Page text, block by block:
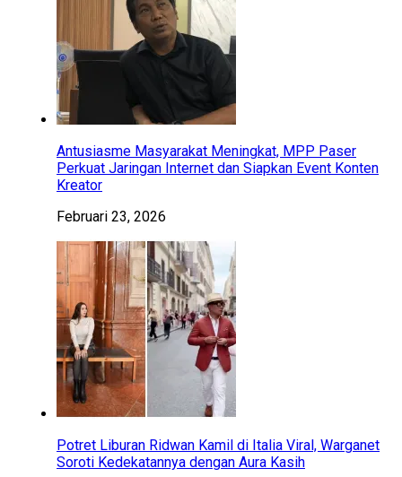
Antusiasme Masyarakat Meningkat, MPP Paser
Perkuat Jaringan Internet dan Siapkan Event Konten
Kreator
Februari 23, 2026
Potret Liburan Ridwan Kamil di Italia Viral, Warganet
Soroti Kedekatannya dengan Aura Kasih